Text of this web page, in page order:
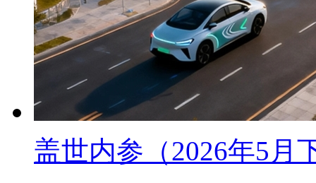
盖世内参（2026年5月